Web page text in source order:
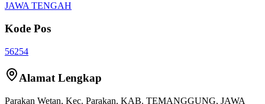
JAWA TENGAH
Kode Pos
56254
Alamat Lengkap
Parakan Wetan, Kec. Parakan, KAB. TEMANGGUNG, JAWA